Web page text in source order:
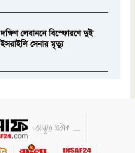
দক্ষিণ লেবাননে বিস্ফোরণে দুই
ইসরাইলি সেনার মৃত্যু